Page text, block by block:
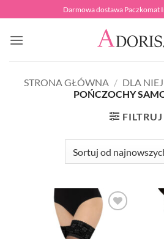
do
zawartości
Darmowa dostawa Paczkomat
STRONA GŁÓWNA / DLA NIEJ
POŃCZOCHY
FILTRUJ